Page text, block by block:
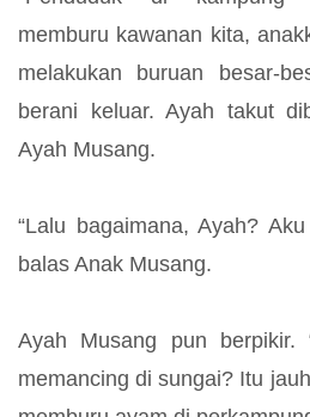
memburu kawanan kita,
melakukan buruan besar-
berani keluar. Ayah takut
Ayah Musang.
“Lalu bagaimana, Ayah?
balas Anak Musang.
Ayah Musang pun berpikir.
memancing di sungai? Itu